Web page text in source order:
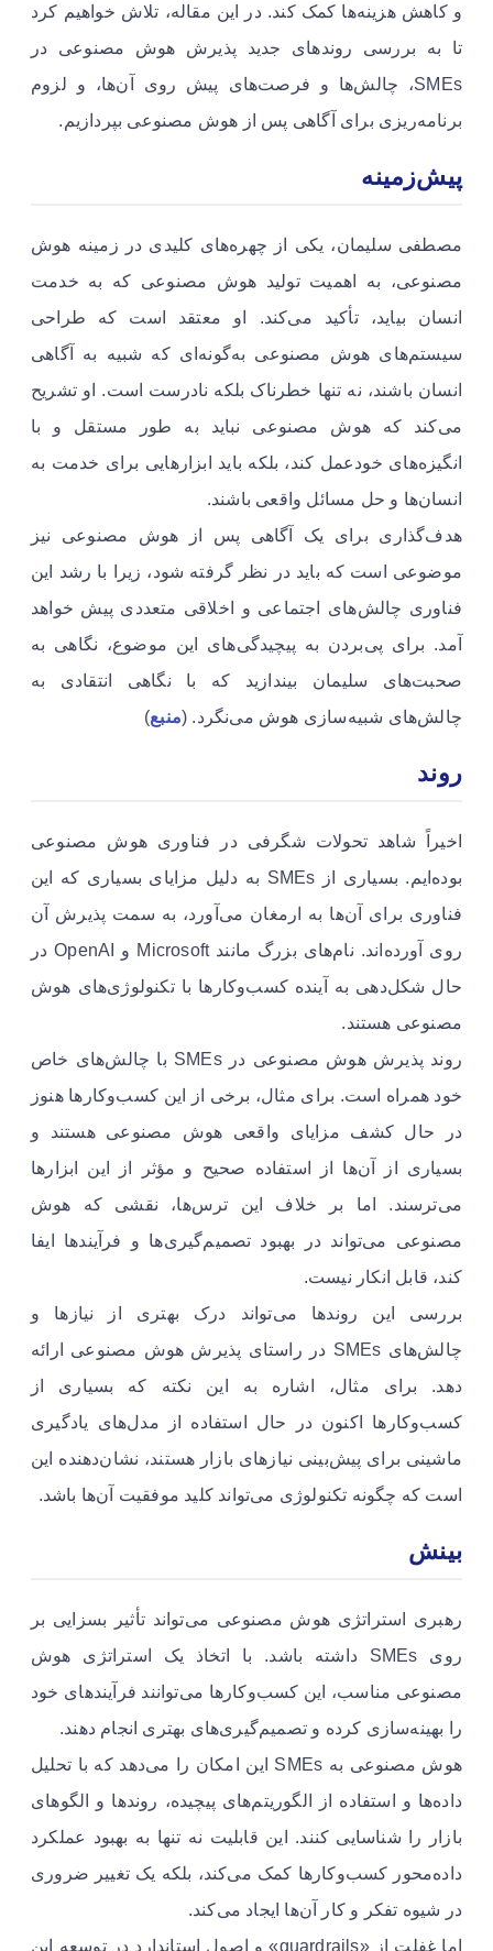
و کاهش هزینه‌ها کمک کند. در این مقاله، تلاش خواهیم کرد
تا به بررسی روندهای جدید پذیرش هوش مصنوعی در
SMEs، چالش‌ها و فرصت‌های پیش روی آن‌ها، و لزوم
برنامه‌ریزی برای آگاهی پس از هوش مصنوعی بپردازیم.
پیش‌زمینه
مصطفی سلیمان، یکی از چهره‌های کلیدی در زمینه هوش
مصنوعی، به اهمیت تولید هوش مصنوعی که به خدمت
انسان بیاید، تأکید می‌کند. او معتقد است که طراحی
سیستم‌های هوش مصنوعی به‌گونه‌ای که شبیه به آگاهی
انسان باشند، نه تنها خطرناک بلکه نادرست است. او تشریح
می‌کند که هوش مصنوعی نباید به طور مستقل و با
انگیزه‌های خودعمل کند، بلکه باید ابزارهایی برای خدمت به
انسان‌ها و حل مسائل واقعی باشند.
هدف‌گذاری برای یک آگاهی پس از هوش مصنوعی نیز
موضوعی است که باید در نظر گرفته شود، زیرا با رشد این
فناوری چالش‌های اجتماعی و اخلاقی متعددی پیش خواهد
آمد. برای پی‌بردن به پیچیدگی‌های این موضوع، نگاهی به
صحبت‌های سلیمان بیندازید که با نگاهی انتقادی به
چالش‌های شبیه‌سازی هوش می‌نگرد. (منبع)
روند
اخیراً شاهد تحولات شگرفی در فناوری هوش مصنوعی
بوده‌ایم. بسیاری از SMEs به دلیل مزایای بسیاری که این
فناوری برای آن‌ها به ارمغان می‌آورد، به سمت پذیرش آن
روی آورده‌اند. نام‌های بزرگ مانند Microsoft و OpenAI در
حال شکل‌دهی به آینده کسب‌وکارها با تکنولوژی‌های هوش
مصنوعی هستند.
روند پذیرش هوش مصنوعی در SMEs با چالش‌های خاص
خود همراه است. برای مثال، برخی از این کسب‌وکارها هنوز
در حال کشف مزایای واقعی هوش مصنوعی هستند و
بسیاری از آن‌ها از استفاده صحیح و مؤثر از این ابزارها
می‌ترسند. اما بر خلاف این ترس‌ها، نقشی که هوش
مصنوعی می‌تواند در بهبود تصمیم‌گیری‌ها و فرآیندها ایفا
کند، قابل انکار نیست.
بررسی این روندها می‌تواند درک بهتری از نیازها و
چالش‌های SMEs در راستای پذیرش هوش مصنوعی ارائه
دهد. برای مثال، اشاره به این نکته که بسیاری از
کسب‌وکارها اکنون در حال استفاده از مدل‌های یادگیری
ماشینی برای پیش‌بینی نیازهای بازار هستند، نشان‌دهنده این
است که چگونه تکنولوژی می‌تواند کلید موفقیت آن‌ها باشد.
بینش
رهبری استراتژی هوش مصنوعی می‌تواند تأثیر بسزایی بر
روی SMEs داشته باشد. با اتخاذ یک استراتژی هوش
مصنوعی مناسب، این کسب‌وکارها می‌توانند فرآیندهای خود
را بهینه‌سازی کرده و تصمیم‌گیری‌های بهتری انجام دهند.
هوش مصنوعی به SMEs این امکان را می‌دهد که با تحلیل
داده‌ها و استفاده از الگوریتم‌های پیچیده، روندها و الگوهای
بازار را شناسایی کنند. این قابلیت نه تنها به بهبود عملکرد
داده‌محور کسب‌وکارها کمک می‌کند، بلکه یک تغییر ضروری
در شیوه تفکر و کار آن‌ها ایجاد می‌کند.
اما غفلت از «guardrails» و اصول استاندارد در توسعه این